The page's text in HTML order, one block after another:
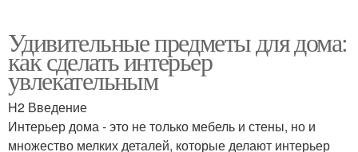
Удивительные предметы для дома:
как сделать интерьер
увлекательным
H2 Введение
Интерьер дома - это не только мебель и стены, но и
множество мелких деталей, которые делают интерьер